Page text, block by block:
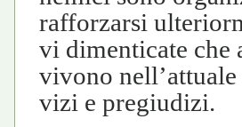
rafforzarsi
vi dimenticate che
vivono
vizi e pregiudizi.